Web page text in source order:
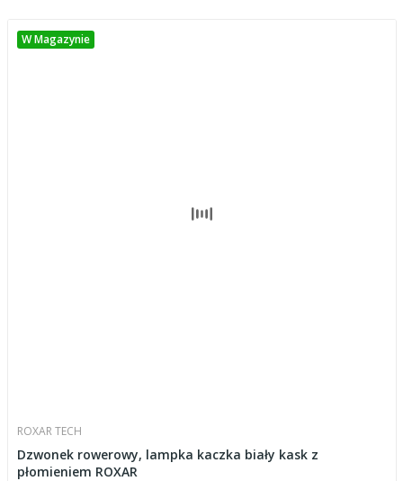
W Magazynie
ROXAR TECH
Dzwonek rowerowy, lampka kaczka biały kask z
płomieniem ROXAR